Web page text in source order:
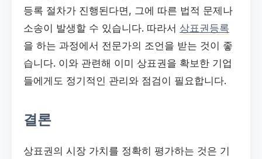
등록 절차가 진행된다면, 그에 따른 법적 문제나
소송이 발생할 수 있습니다. 따라서 상표권등록
을 하는 과정에서 전문가의 조언을 받는 것이 좋
습니다. 이와 관련해 이미 상표권을 확보한 기업
들에게도 정기적인 관리와 점검이 필요합니다.
결론
상표권의 시장 가치를 정확히 평가하는 것은 기